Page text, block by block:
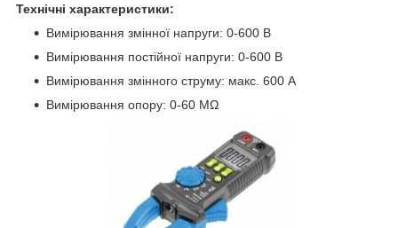
Технічні характеристики:
Вимірювання змінної напруги: 0-600 В
Вимірювання постійної напруги: 0-600 В
Вимірювання змінного струму: макс. 600 A
Вимірювання опору: 0-60 MΩ